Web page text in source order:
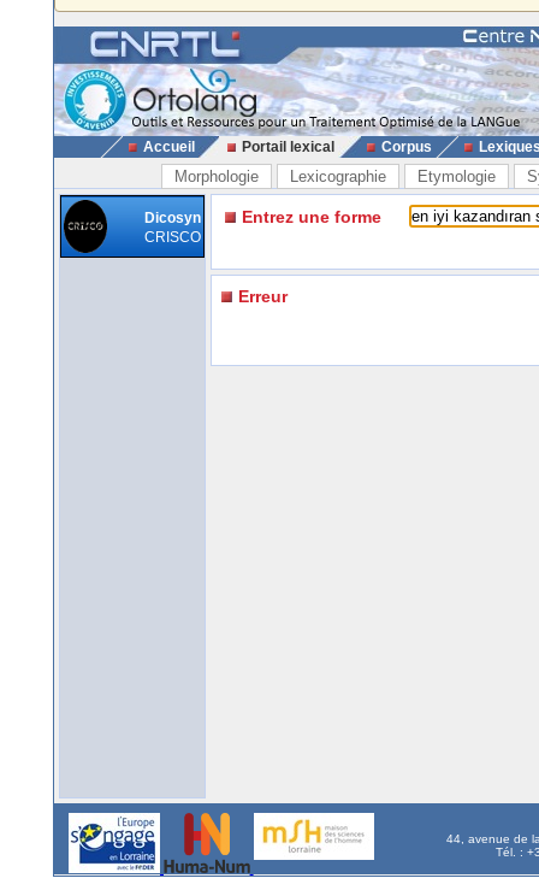
Accueil Portail lexical Corpus
Morphologie Lexicographie Etymologie
Dicosyn
CRISCO
Entrez une forme
Erreur
44, avenue de
Tél. :